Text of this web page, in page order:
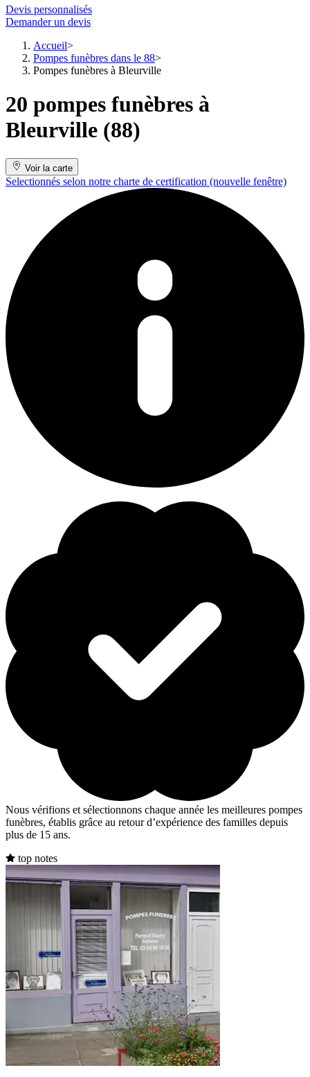
Devis personnalisés
Demander un devis
Accueil
Pompes funèbres dans le 88
Pompes funèbres à Bleurville
20 pompes funèbres à
Bleurville (88)
Voir la carte
Selectionnés selon notre charte de certification (nouvelle fenêtre)
Nous vérifions et sélectionnons chaque année les meilleures pompes
funèbres, établis grâce au retour d’expérience des familles depuis
plus de 15 ans.
top notes